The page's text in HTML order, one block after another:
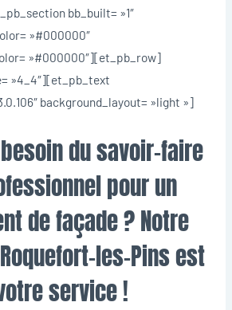
bb_built= »1″
»#000000″
»#000000″][et_pb_row]
»4_4″][et_pb_text
background_layout= »light »]
du savoir-faire
pour un
de façade ? Notre
les-Pinsest
service !